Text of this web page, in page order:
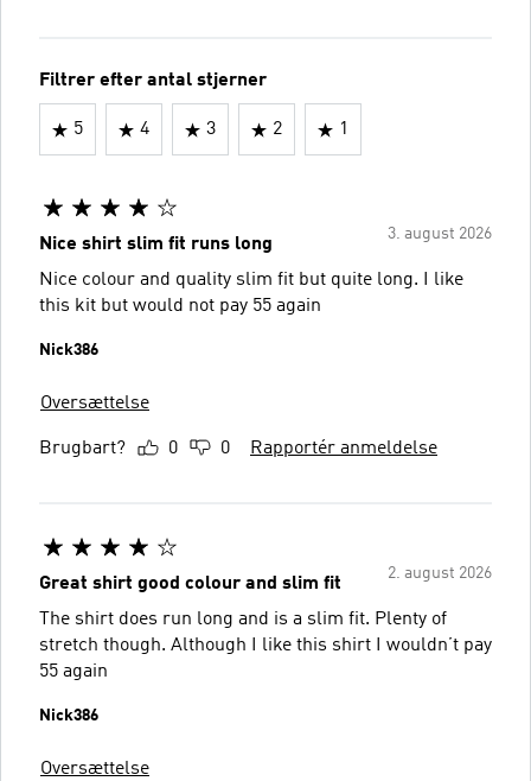
Filtrer efter antal stjerner
5 4 3 2 1
3. august 2026
Nice shirt slim fit runs long
Nice colour and quality slim fit but quite long. I like
this kit but would not pay 55 again
Nick386
Oversættelse
Brugbart? 0 0 Rapportér anmeldelse
2. august 2026
Great shirt good colour and slim fit
The shirt does run long and is a slim fit. Plenty of
stretch though. Although I like this shirt I wouldn’t pay
55 again
Nick386
Oversættelse